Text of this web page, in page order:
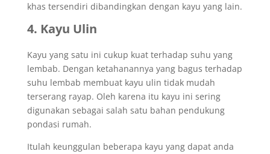
khas tersendiri dibandingkan dengan kayu yang lain.
4. Kayu Ulin
Kayu yang satu ini cukup kuat terhadap suhu yang
lembab. Dengan ketahanannya yang bagus terhadap
suhu lembab membuat kayu ulin tidak mudah
terserang rayap. Oleh karena itu kayu ini sering
digunakan sebagai salah satu bahan pendukung
pondasi rumah.
Itulah keunggulan beberapa kayu yang dapat anda